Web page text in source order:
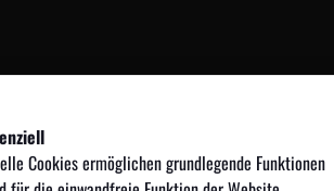
Cookies ermöglichen grundlegende Funktionen
und abgespielt. Dazu baut dein
auf. Mehr Informationen kannst